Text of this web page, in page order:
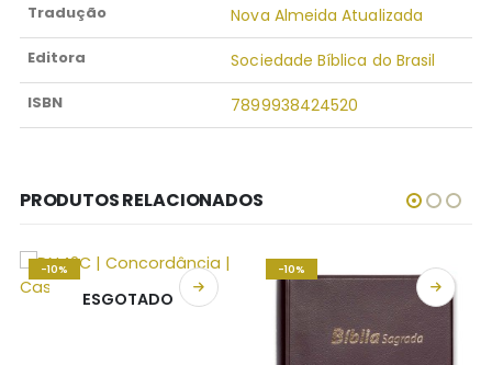
Tradução Nova Almeida Atualizada
Editora Sociedade Bíblica do Brasil
ISBN 7899938424520
PRODUTOS RELACIONADOS
-10%
ESGOTADO
-10%